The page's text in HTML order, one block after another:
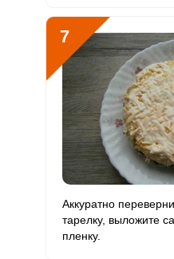
7
Аккуратно
тарелку, выложите
пленку.